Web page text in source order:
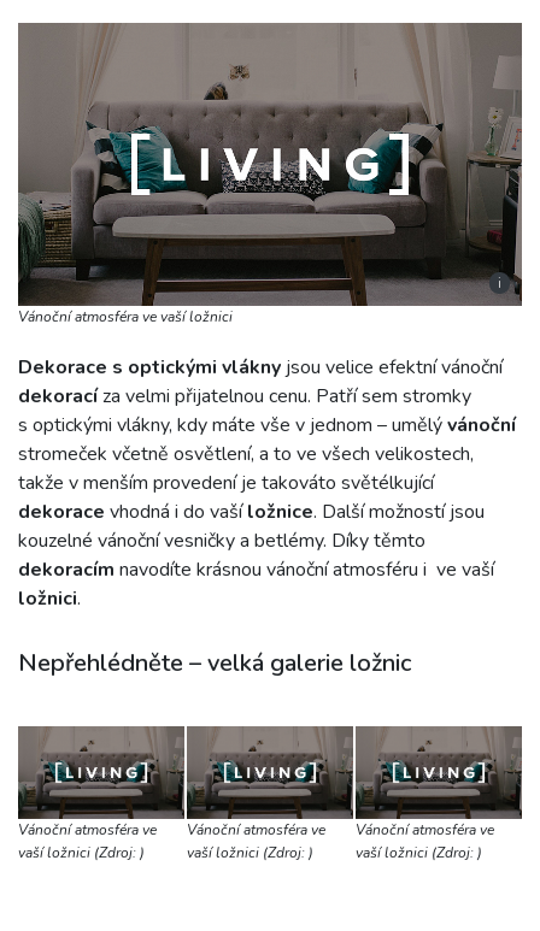
i
Vánoční atmosféra ve vaší ložnici
Dekorace s optickými vlákny jsou velice efektní vánoční
dekoracíza velmi přijatelnou cenu. Patří sem stromky
s optickými vlákny, kdy máte vše v jednom – umělývánoční
stromeček včetně osvětlení, a to ve všech velikostech,
takže v menším provedení je takováto světélkující
dekorace vhodná i do vašíložnice. Další možností jsou
kouzelné vánoční vesničky a betlémy. Díky těmto
dekoracím navodíte krásnou vánoční atmosféru i ve vaší
ložnici.
Nepřehlédněte – velká galerie ložnic
Vánoční atmosféra ve
vaší ložnici (Zdroj: )
Vánoční atmosféra ve
vaší ložnici (Zdroj: )
Vánoční atmosféra ve
vaší ložnici (Zdroj: )